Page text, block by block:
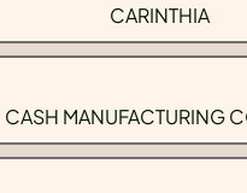
CARINTHIA
CASH MANUFACTURING